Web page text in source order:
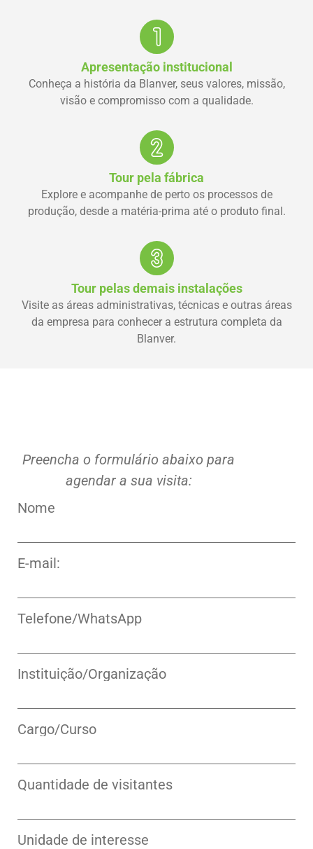
Apresentação institucional
Conheça a história da Blanver, seus valores, missão,
visão e compromisso com a qualidade.
Tour pela fábrica
Explore e acompanhe de perto os processos de
produção, desde a matéria-prima até o produto final.
Tour pelas demais instalações
Visite as áreas administrativas, técnicas e outras áreas
da empresa para conhecer a estrutura completa da
Blanver.
Preencha o formulário abaixo para
agendar a sua visita:
Nome
E-mail:
Telefone/WhatsApp
Instituição/Organização
Cargo/Curso
Quantidade de visitantes
Unidade de interesse